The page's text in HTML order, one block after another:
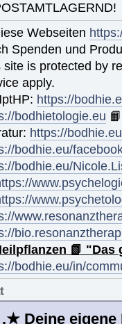
Webseiten
Spenden und
site is protected by
apply.
https://
bodhietologie.eu 📙
https://
bodhie.eu/
bodhie.eu/
📗
bodhie.eu/in/
.★ Deine